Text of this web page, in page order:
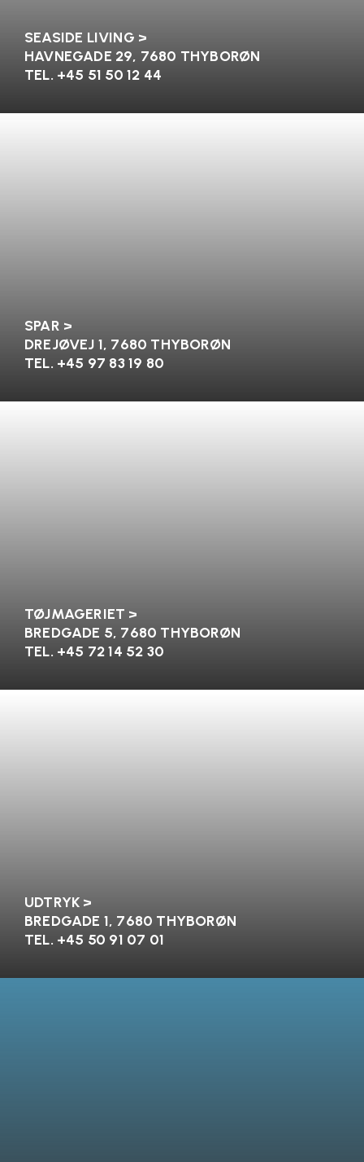
SEASIDE LIVING >
HAVNEGADE 29, 7680 THYBORØN
TEL. +45 51 50 12 44
SPAR >
DREJØVEJ 1, 7680 THYBORØN
TEL. +45 97 83 19 80
TØJMAGERIET >
BREDGADE 5, 7680 THYBORØN
TEL. +45 72 14 52 30
UDTRYK >
BREDGADE 1, 7680 THYBORØN
TEL. +45 50 91 07 01